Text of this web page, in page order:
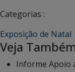
Categorias :
Exposição de Natal
Veja
Informe Apoio